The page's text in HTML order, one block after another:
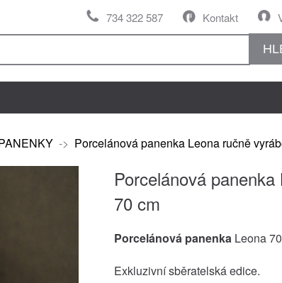
Kontakt
734 322 587
-> Porcelánová panenka Leona ručně
Porcelánová
70 cm
Porcelánová panenka Leona
Exkluzivní sběratelská edice.